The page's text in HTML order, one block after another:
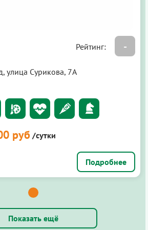
Рейтинг: -
улица Сурикова, 7А
руб /сутки
Подробнее
Показать ещё